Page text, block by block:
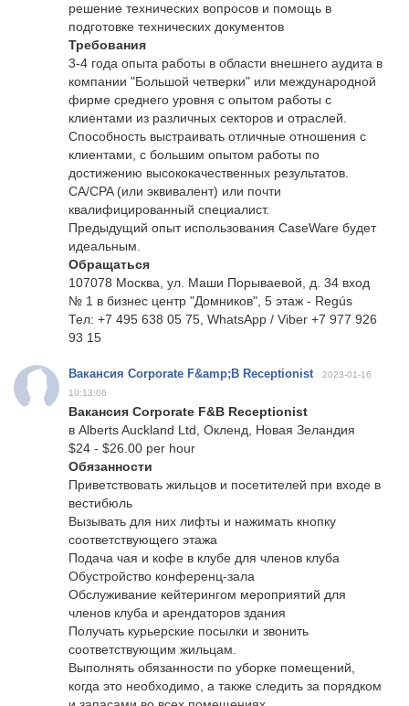
решение технических вопросов и помощь в
подготовке технических документов
Требования
3-4 года опыта работы в области внешнего аудита в
компании "Большой четверки" или международной
фирме среднего уровня с опытом работы с
клиентами из различных секторов и отраслей.
Способность выстраивать отличные отношения с
клиентами, с большим опытом работы по
достижению высококачественных результатов.
CA/CPA (или эквивалент) или почти
квалифицированный специалист.
Предыдущий опыт использования CaseWare будет
идеальным.
Обращаться
107078 Москва, ул. Маши Порываевой, д. 34 вход
№ 1 в бизнес центр "Домников", 5 этаж - Regús
Тел: +7 495 638 05 75, WhatsApp / Viber +7 977 926
93 15
Вакансия Corporate F&amp;B Receptionist
2023-01-16
10:13:06
Вакансия Corporate F&B Receptionist
в Alberts Auckland Ltd, Окленд, Новая Зеландия
$24 - $26.00 per hour
Обязанности
Приветствовать жильцов и посетителей при входе в
вестибюль
Вызывать для них лифты и нажимать кнопку
соответствующего этажа
Подача чая и кофе в клубе для членов клуба
Обустройство конференц-зала
Обслуживание кейтерингом мероприятий для
членов клуба и арендаторов здания
Получать курьерские посылки и звонить
соответствующим жильцам.
Выполнять обязанности по уборке помещений,
когда это необходимо, а также следить за порядком